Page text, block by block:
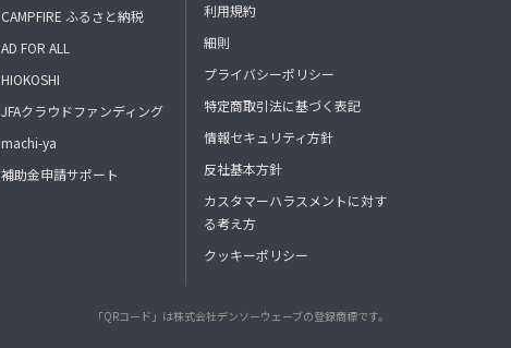
CAMPFIRE ふるさと納税
AD FOR ALL
HIOKOSHI
JFAクラウドファンディング
machi-ya
補助金申請サポート
利用規約
細則
プライバシーポリシー
特定商取引法に基づく表記
情報セキュリティ方針
反社基本方針
カスタマーハラスメントに対す
る考え方
クッキーポリシー
「QRコード」は株式会社デンソーウェーブの登録商標です。